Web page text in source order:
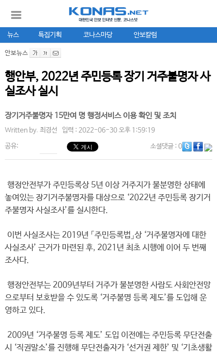
뉴스 특집기획 코나스마당 안보칼럼
안보뉴스
행안부, 2022년 주민등록 장기 거주불명자 사
실조사 실시
장기거주불명자 15만여 명 행정서비스 이용 확인 및 조치
Written by. 최경선 입력 : 2022-06-30 오후 1:59:19
공유: 소셜댓글: 0
행정안전부가 주민등록상 5년 이상 거주지가 불분명한 상태에
놓여있는 장기거주불명자를 대상으로 ‘2022년 주민등록 장기거
주불명자 사실조사’를 실시한다.
이번 사실조사는 2019년 「주민등록법」상 ‘거주불명자에 대한
사실조사’ 근거가 마련된 후, 2021년 최초 시행에 이어 두 번째
조사다.
행정안전부는 2009년부터 거주가 불분명한 사람도 사회안전망
으로부터 보호받을 수 있도록 ‘거주불명 등록 제도’를 도입해 운
영하고 있다.
2009년 ‘거주불명 등록 제도’ 도입 이전에는 주민등록 무단전출
시 ‘직권말소’를 진행해 무단전출자가 ‘선거권 제한’ 및 ‘기초생활